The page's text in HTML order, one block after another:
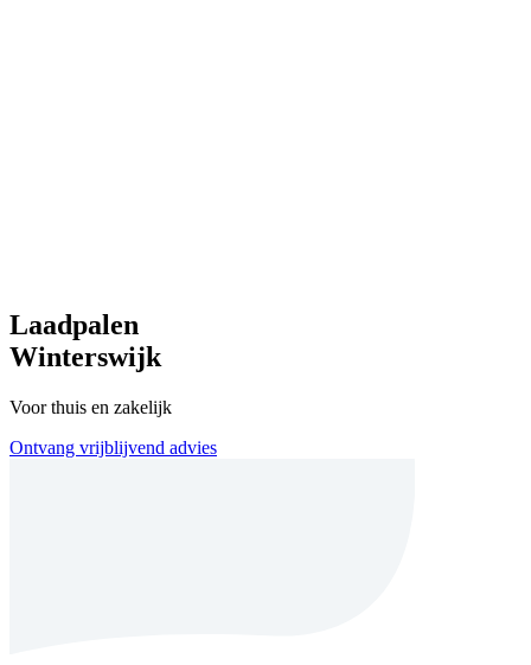
Laadpalen
Winterswijk
Voor thuis en zakelijk
Ontvang vrijblijvend advies